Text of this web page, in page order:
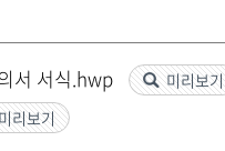
서 서식.hwp 미리보기
리보기